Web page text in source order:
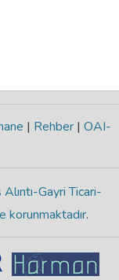
| Rehber | OAI-
Gayri Ticari-
korunmaktadır.